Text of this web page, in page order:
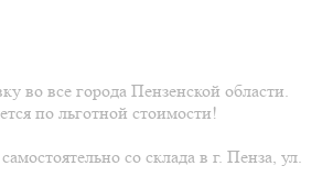
во все города Пензенской области.
по льготной стоимости!
со склада в г. Пенза, ул.